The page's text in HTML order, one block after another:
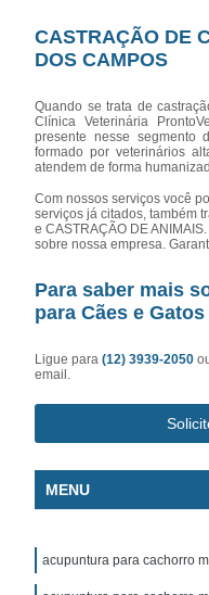
CASTRAÇÃO DE
DOS CAMPOS
Quando se trata de
Clínica Veterinária
presente nesse segmento
formado por veterinários
atendem de forma
Com nossos serviços você
serviços já citados, também
e CASTRAÇÃO DE
sobre nossa empresa.
Para saber mais
para Cães e
Ligue para(12) 3939-2050
email.
MENU
acupuntura para cachorro